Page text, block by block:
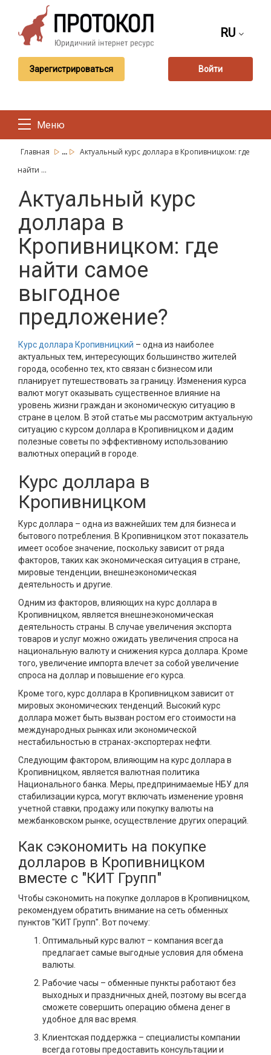
RU
Зарегистрироваться Войти
Меню
Главная ...
Актуальный курс доллара в Кропивницком: где
найти ...
Актуальный курс
доллара в
Кропивницком: где
найти самое
выгодное
предложение?
Курс доллара Кропивницкий – одна из наиболее
актуальных тем, интересующих большинство жителей
города, особенно тех, кто связан с бизнесом или
планирует путешествовать за границу. Изменения курса
валют могут оказывать существенное влияние на
уровень жизни граждан и экономическую ситуацию в
стране в целом. В этой статье мы рассмотрим актуальную
ситуацию с курсом доллара в Кропивницком и дадим
полезные советы по эффективному использованию
валютных операций в городе.
Курс доллара в
Кропивницком
Курс доллара – одна из важнейших тем для бизнеса и
бытового потребления. В Кропивницком этот показатель
имеет особое значение, поскольку зависит от ряда
факторов, таких как экономическая ситуация в стране,
мировые тенденции, внешнеэкономическая
деятельность и другие.
Одним из факторов, влияющих на курс доллара в
Кропивницком, является внешнеэкономическая
деятельность страны. В случае увеличения экспорта
товаров и услуг можно ожидать увеличения спроса на
национальную валюту и снижения курса доллара. Кроме
того, увеличение импорта влечет за собой увеличение
спроса на доллар и повышение его курса.
Кроме того, курс доллара в Кропивницком зависит от
мировых экономических тенденций. Высокий курс
доллара может быть вызван ростом его стоимости на
международных рынках или экономической
нестабильностью в странах-экспортерах нефти.
Следующим фактором, влияющим на курс доллара в
Кропивницком, является валютная политика
Национального банка. Меры, предпринимаемые НБУ для
стабилизации курса, могут включать изменение уровня
учетной ставки, продажу или покупку валюты на
межбанковском рынке, осуществление других операций.
Как сэкономить на покупке
долларов в Кропивницком
вместе с "КИТ Групп"
Чтобы сэкономить на покупке долларов в Кропивницком,
рекомендуем обратить внимание на сеть обменных
пунктов "КИТ Групп". Вот почему:
Оптимальный курс валют – компания всегда
предлагает самые выгодные условия для обмена
валюты.
Рабочие часы – обменные пункты работают без
выходных и праздничных дней, поэтому вы всегда
сможете совершить операцию обмена денег в
удобное для вас время.
Клиентская поддержка – специалисты компании
всегда готовы предоставить консультации и